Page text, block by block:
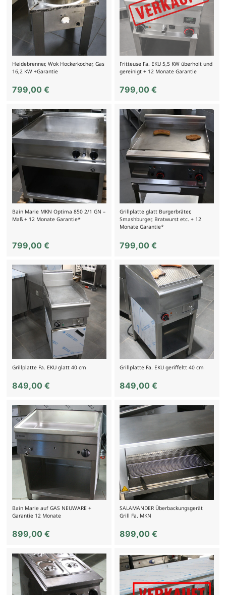
Heidebrenner, Wok Hockerkocher, Gas
16,2 KW +Garantie
799,00 €
Fritteuse Fa. EKU 5,5 KW überholt und
gereinigt + 12 Monate Garantie
799,00€
Bain Marie MKN Optima 850 2/1 GN –
Maß + 12 Monate Garantie*
799,00 €
Grillplatte glatt Burgerbräter,
Smashburger, Bratwurst etc. + 12
Monate Garantie*
799,00€
Grillplatte Fa. EKU glatt 40 cm
849,00 €
Grillplatte Fa. EKU geriffeltt 40 cm
849,00€
Bain Marie auf GAS NEUWARE +
Garantie 12 Monate
899,00 €
SALAMANDER Überbackungsgerät
Grill Fa. MKN
899,00€